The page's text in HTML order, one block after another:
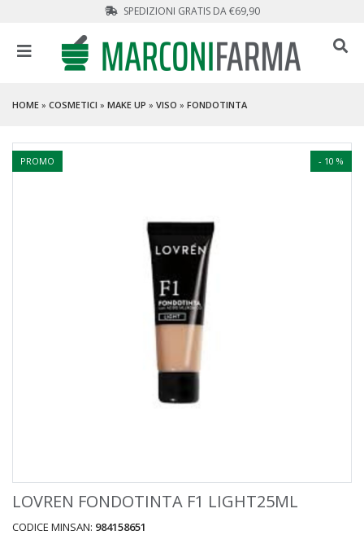
SPEDIZIONI GRATIS DA €69,90
HOME » COSMETICI » MAKE UP » VISO » FONDOTINTA
- 10 %
PROMO
LOVREN FONDOTINTA F1 LIGHT25ML
CODICE MINSAN: 984158651